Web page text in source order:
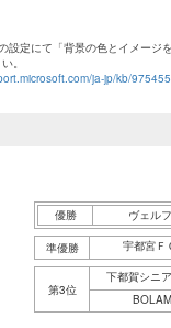
設定にて「背景の色とイメージ
。
ja-jp/kb/975455
優勝 ヴェル
準優勝 宇都宮Ｆ
第3位
下都賀シニ